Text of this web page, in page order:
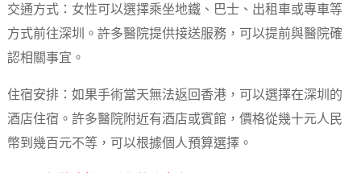
交通方式：女性可以選擇乘坐地鐵、巴士、出租車或專車等
方式前往深圳。許多醫院提供接送服務，可以提前與醫院確
認相關事宜。
住宿安排：如果手術當天無法返回香港，可以選擇在深圳的
酒店住宿。許多醫院附近有酒店或賓館，價格從幾十元人民
幣到幾百元不等，可以根據個人預算選擇。